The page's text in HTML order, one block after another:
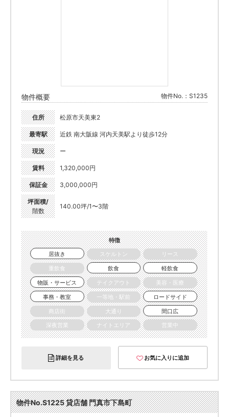
物件概要 物件No.：S1235
住所 松原市天美東2
最寄駅 近鉄 南大阪線 河内天美駅より徒歩12分
現況 ー
賃料 1,320,000円
保証金 3,000,000円
坪面積/
階数
140.00坪/1〜3階
特徴
居抜き
スケルトン
リース
重飲食
飲食
軽飲食
物販・サービス
テイクアウト
美容・医療
事務・教室
一等地・駅前
ロードサイド
商店街
大通り
間口広
深夜営業
ナイトエリア 営業中
詳細を見る お気に入りに追加
物件No.S1225 貸店舗 門真市下島町